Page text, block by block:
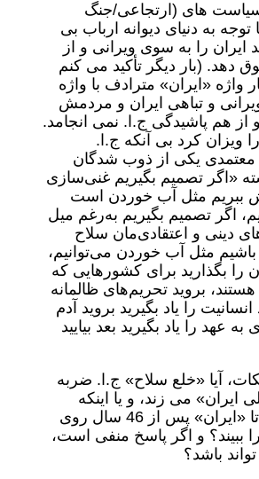
های (ارتجاعی/جنگ
توجه به دنیای دیوانه ارباب بی
ایران را به سوی ویرانی و از
دهد. (بار دیگر تأکید می کنم
واژه «ایران» مترادف با واژه
و تباهی ایران و مردمش
و از هم پاشیدگی ج.ا. نمی انجامد.
ویزان کرد بی آنکه ج.ا.
یکی از ذوب شدگان
«اگر تصمیم بگیریم غنی‌سازی
پیش ببریم مثل آب خوردن است
اگر تصمیم بگیریم به‌رغم میل
دینی و اعتقادی‌مان سلاح
مثل آب خوردن می‌توانیم،
را بگذارید برای کشورهایی که
بروید تحریم‌های ظالمانه
انسانیت را یاد بگیرید بروید آدم
عهد را یاد بگیرید بعد بیایید
آیا «خلع سلاح» ج.ا. ضربه
ایران» می زند، و یا اینکه
باعث می شود تا «ایران» پس از 46 سال روی
ببیند؟ و اگر پاسخ منفی است،
باشد؟